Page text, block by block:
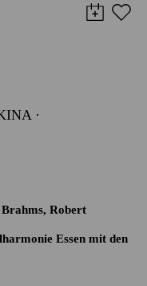
·
Robert
Essen mit den